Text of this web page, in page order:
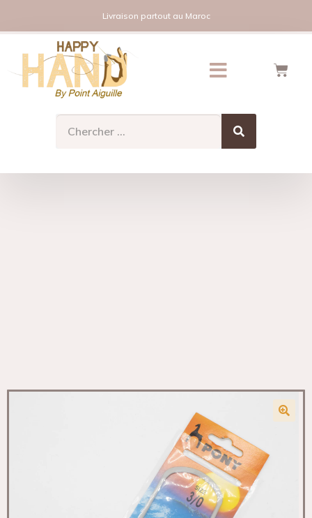
Livraison partout au Maroc